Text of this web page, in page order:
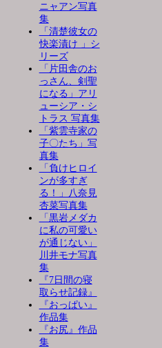
ニャアン写真
集
「清楚彼女の
快楽漬け 」シ
リーズ
「片田舎のお
っさん、剣聖
になる」アリ
ューシア・シ
トラス 写真集
「紫雲寺家の
子〇たち」写
真集
「負けヒロイ
ンが多すぎ
る！」八奈見
杏菜写真集
「黒岩メダカ
に私の可愛い
が通じない」
川井モナ写真
集
『7日間の寝
取らせ記録』
『おっぱい』
作品集
『お尻』作品
集